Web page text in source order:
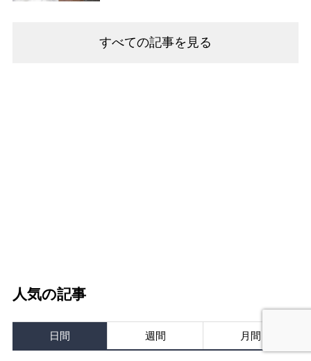
すべての記事を見る
人気の記事
日間 週間 月間